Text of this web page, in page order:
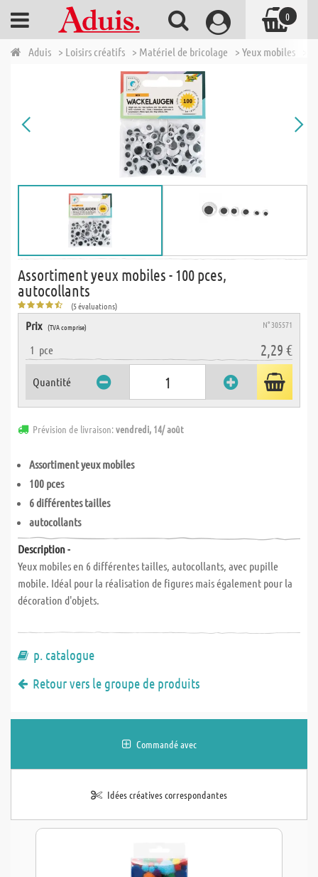
Aduis > Loisirs créatifs > Matériel de bricolage > Yeux mobiles
Assortiment yeux mobiles - 100 pces,
autocollants
(5 évaluations)
Prix (TVA comprise) N° 305571
1 pce 2,29 €
Quantité
Prévision de livraison:vendredi, 14/ août
Assortiment yeux mobiles
100 pces
6 différentes tailles
autocollants
Description -
Yeux mobiles en 6 différentes tailles, autocollants, avec pupille
mobile. Idéal pour la réalisation de figures mais également pour la
décoration d'objets.
p. catalogue
Retour vers le groupe de produits
Commandé avec
Idées créatives correspondantes
0